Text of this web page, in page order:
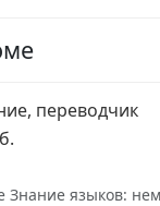
переводчик
Знание языков: